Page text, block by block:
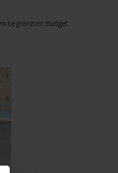
- Ungarn
- Dänemark
- Schweden
- Irland
- Kanada
begrenzten Budget